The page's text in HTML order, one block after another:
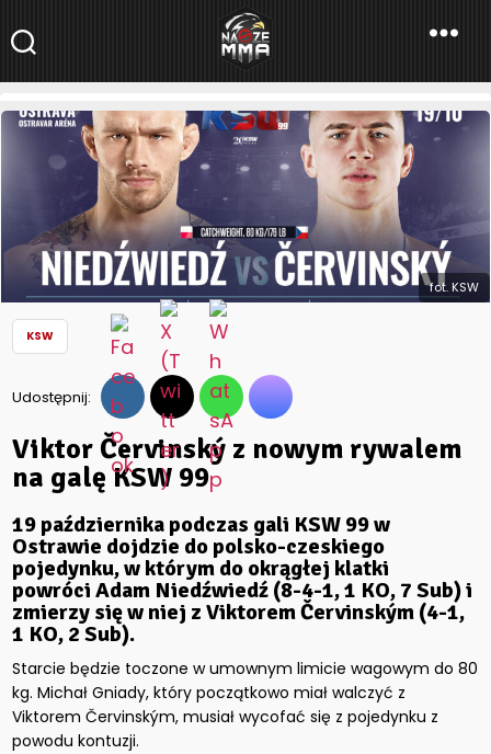
NaszeMMA
NaszeMMA.pl»Aktualności»Polskie MMA»KSW»Viktor Červinský z
nowym rywalem na galę KSW 99
fot. KSW
KSW
Udostępnij:
Viktor Červinský z nowym rywalem
na galę KSW 99
19 października podczas gali KSW 99 w
Ostrawie dojdzie do polsko-czeskiego
pojedynku, w którym do okrągłej klatki
powróciAdam Niedźwiedź (8-4-1, 1 KO, 7 Sub) i
zmierzy się w niej zViktorem Červinským (4-1,
1 KO, 2 Sub).
Starcie będzie toczone w umownym limicie wagowym do 80
kg. Michał Gniady, który początkowo miał walczyć z
Viktorem Červinským, musiał wycofać się z pojedynku z
powodu kontuzji.